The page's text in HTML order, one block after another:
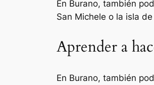
En Burano, también
San Michele o la isla
Aprender a
En Burano, también